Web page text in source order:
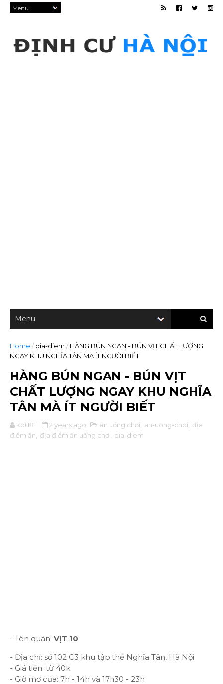
Home / dia-diem / HÀNG BÚN NGAN - BÚN VỊT CHẤT LƯỢNG
NGAY KHU NGHĨA TÂN MÀ ÍT NGƯỜI BIẾT
HÀNG BÚN NGAN - BÚN VỊT
CHẤT LƯỢNG NGAY KHU NGHĨA
TÂN MÀ ÍT NGƯỜI BIẾT
kdt1811 2 years ago ăn uống chơi an-uong-choi
địa
điểm ăn
địa điểm ăn uống chơi dia-diem
- Tên quán: VỊT 10
- Địa chỉ: số 102 C3 khu tập thể Nghĩa Tân, Hà Nội
- Giá tiền: từ 40k
- Giờ mở cửa: 7h - 14h và 17h30 - 23h